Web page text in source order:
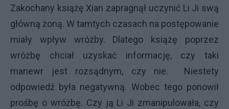
Zakochany książę Xian zapragnął uczynić Li Ji swą
główną żoną. W tamtych czasach na postępowanie
miały wpływ wróżby. Dlatego książę poprzez
wróżbę chciał uzyskać informację, czy taki
manewr jest rozsądnym, czy nie.
Niestety
odpowiedź była negatywną. Wobec tego ponowił
prośbę o wróżbę. Czy ją Li Ji zmanipulowała, czy